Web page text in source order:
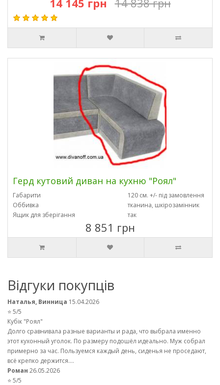
14 145 грн 14 838 грн
Герд кутовий диван на кухню "Роял"
Габарити
120 см. +/- під замовлення
Оббивка
тканина, шкірозамінник
Ящик для зберігання
так
8 851 грн
Відгуки покупців
Наталья, Винница 15.04.2026
⭐ 5/5
Кубік "Роял"
Долго сравнивала разные варианты и рада, что выбрала именно
этот кухонный уголок. По размеру подошёл идеально. Муж собрал
примерно за час. Пользуемся каждый день, сиденья не проседают,
всё крепко держится....
Роман 26.05.2026
⭐ 5/5